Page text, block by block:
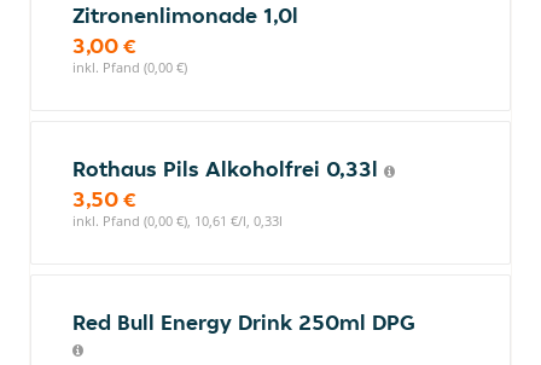
Zitronenlimonade 1,0l
3,00 €
inkl. Pfand (0,00 €)
Rothaus Pils Alkoholfrei 0,33l
3,50 €
inkl. Pfand (0,00 €), 10,61 €/l, 0,33l
Red Bull Energy Drink 250ml DPG